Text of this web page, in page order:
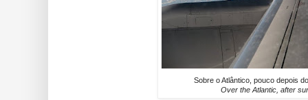
Sobre o Atlântico, pouco depois
Over the Atlantic, after